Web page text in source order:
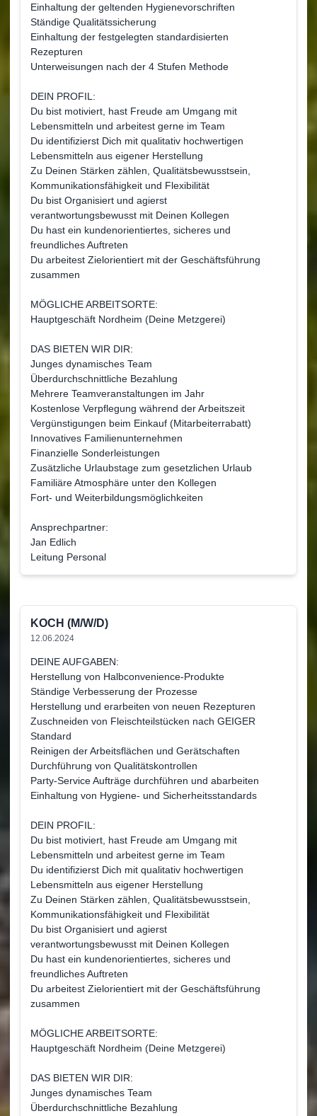
Einhaltung der geltenden Hygienevorschriften
Ständige Qualitätssicherung
Einhaltung der festgelegten standardisierten
Rezepturen
Unterweisungen nach der 4 Stufen Methode
DEIN PROFIL:
Du bist motiviert, hast Freude am Umgang mit
Lebensmitteln und arbeitest gerne im Team
Du identifizierst Dich mit qualitativ hochwertigen
Lebensmitteln aus eigener Herstellung
Zu Deinen Stärken zählen, Qualitätsbewusstsein,
Kommunikationsfähigkeit und Flexibilität
Du bist Organisiert und agierst
verantwortungsbewusst mit Deinen Kollegen
Du hast ein kundenorientiertes, sicheres und
freundliches Auftreten
Du arbeitest Zielorientiert mit der Geschäftsführung
zusammen
MÖGLICHE ARBEITSORTE:
Hauptgeschäft Nordheim (Deine Metzgerei)
DAS BIETEN WIR DIR:
Junges dynamisches Team
Überdurchschnittliche Bezahlung
Mehrere Teamveranstaltungen im Jahr
Kostenlose Verpflegung während der Arbeitszeit
Vergünstigungen beim Einkauf (Mitarbeiterrabatt)
Innovatives Familienunternehmen
Finanzielle Sonderleistungen
Zusätzliche Urlaubstage zum gesetzlichen Urlaub
Familiäre Atmosphäre unter den Kollegen
Fort- und Weiterbildungsmöglichkeiten
Ansprechpartner:
Jan Edlich
Leitung Personal
KOCH (M/W/D)
12.06.2024
DEINE AUFGABEN:
Herstellung von Halbconvenience-Produkte
Ständige Verbesserung der Prozesse
Herstellung und erarbeiten von neuen Rezepturen
Zuschneiden von Fleischteilstücken nach GEIGER
Standard
Reinigen der Arbeitsflächen und Gerätschaften
Durchführung von Qualitätskontrollen
Party-Service Aufträge durchführen und abarbeiten
Einhaltung von Hygiene- und Sicherheitsstandards
DEIN PROFIL:
Du bist motiviert, hast Freude am Umgang mit
Lebensmitteln und arbeitest gerne im Team
Du identifizierst Dich mit qualitativ hochwertigen
Lebensmitteln aus eigener Herstellung
Zu Deinen Stärken zählen, Qualitätsbewusstsein,
Kommunikationsfähigkeit und Flexibilität
Du bist Organisiert und agierst
verantwortungsbewusst mit Deinen Kollegen
Du hast ein kundenorientiertes, sicheres und
freundliches Auftreten
Du arbeitest Zielorientiert mit der Geschäftsführung
zusammen
MÖGLICHE ARBEITSORTE:
Hauptgeschäft Nordheim (Deine Metzgerei)
DAS BIETEN WIR DIR:
Junges dynamisches Team
Überdurchschnittliche Bezahlung